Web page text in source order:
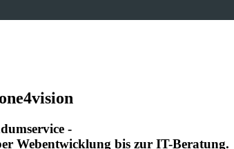
-
Webentwicklung bis zur IT-Beratung.